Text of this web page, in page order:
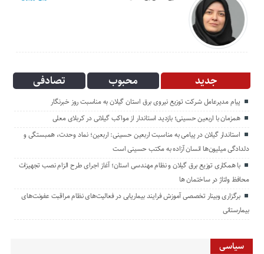
جدید محبوب تصادفی
پیام مدیرعامل شركت توزیع نیروی برق استان گیلان به مناسبت روز خبرنگار ‌
همزمان با اربعین حسینی؛ بازدید استاندار از مواکب گیلانی در کربلای معلی
استاندار گیلان در پیامی به مناسبت اربعین حسینی: اربعین؛ نماد وحدت، همبستگی و
دلدادگی میلیون‌ها انسان آزاده به مکتب حسینی است
با همکاری توزیع برق گیلان و نظام مهندسی استان؛ آغاز اجرای طرح الزام نصب تجهیزات
محافظ ولتاژ در ساختمان ها
برگزاری وبینار تخصصی آموزش فرایند بیماریابی در فعالیت‌های نظام مراقبت عفونت‌های
بیمارستانی
سیاسی